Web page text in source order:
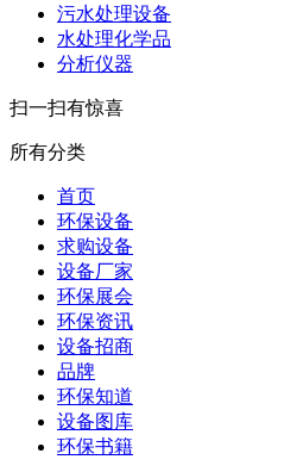
污水处理设备
水处理化学品
分析仪器
扫一扫有惊喜
所有分类
首页
环保设备
求购设备
设备厂家
环保展会
环保资讯
设备招商
品牌
环保知道
设备图库
环保书籍